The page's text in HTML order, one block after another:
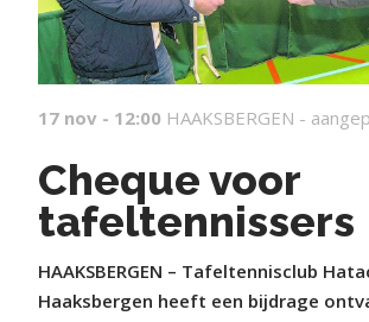
17 nov - 12:00 HAAKSBERGEN -
Cheque voor
tafeltennissers
HAAKSBERGEN – Tafeltennisclub
Haaksbergen heeft een bijdrage